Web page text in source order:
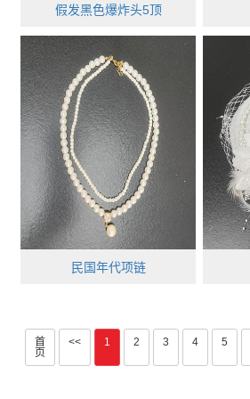
假发黑色爆炸头5顶
民国年代项链
首
页
<< 1 2 3 4 5